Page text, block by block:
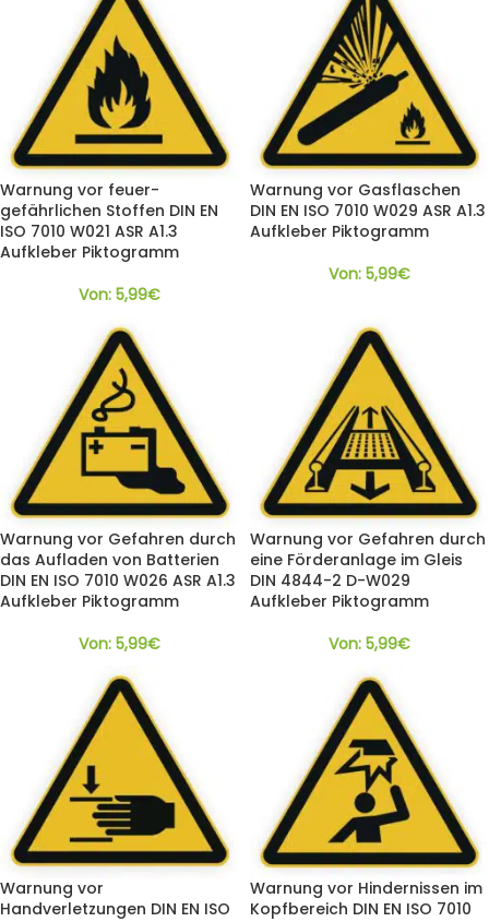
Warnung vor feuer-
gefährlichen Stoffen DIN EN
ISO 7010 W021 ASR A1.3
Aufkleber Piktogramm
Von: 5,99€
Warnung vor Gasflaschen
DIN EN ISO 7010 W029 ASR A1.3
Aufkleber Piktogramm
Von: 5,99€
Warnung vor Gefahren durch
das Aufladen von Batterien
DIN EN ISO 7010 W026 ASR A1.3
Aufkleber Piktogramm
Von: 5,99€
Warnung vor Gefahren durch
eine Förderanlage im Gleis
DIN 4844-2 D-W029
Aufkleber Piktogramm
Von: 5,99€
Warnung vor
Handverletzungen DIN EN ISO
Warnung vor Hindernissen im
Kopfbereich DIN EN ISO 7010